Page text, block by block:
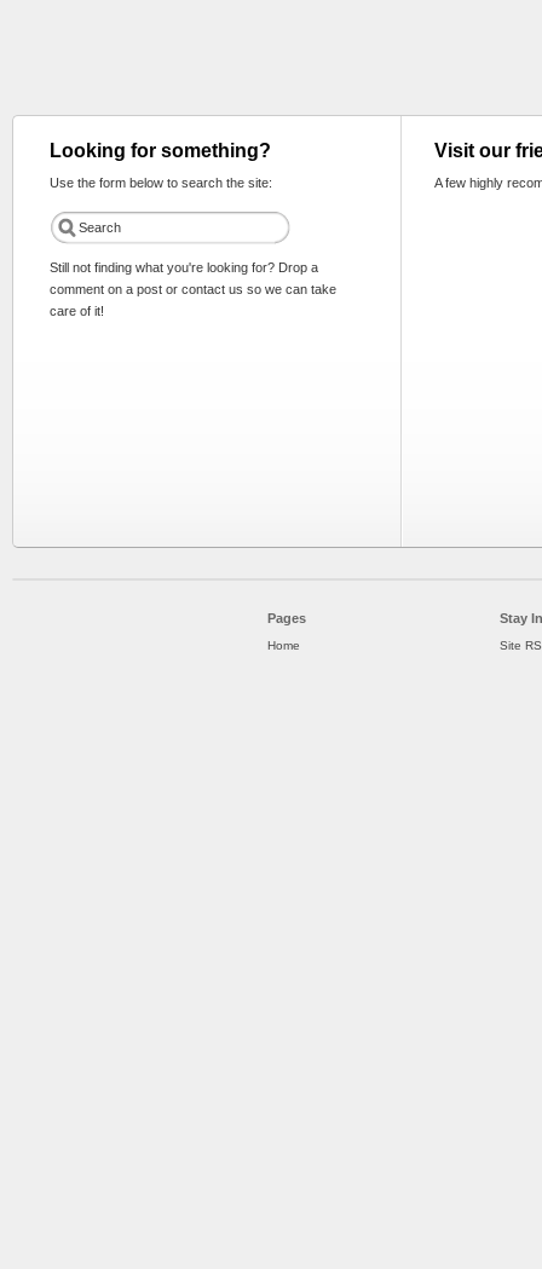
Looking for something?
Use the form below to search the site:
Still not finding what you're looking for? Drop a
comment on a post or contact us so we can take
care of it!
Visit our
A few highly
Pages
Home
Stay
Site